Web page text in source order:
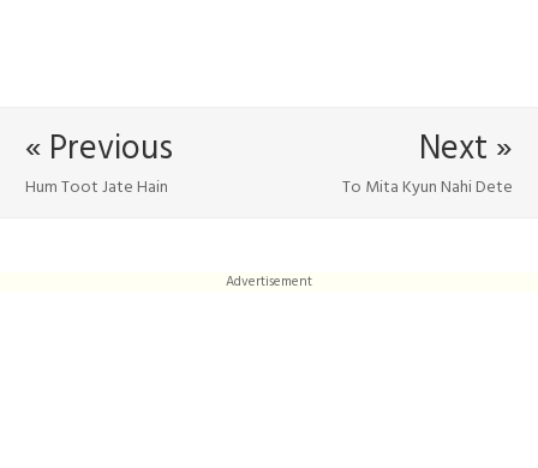
Next »
To Mita Kyun Nahi Dete
« Previous
Hum Toot Jate Hain
Advertisement